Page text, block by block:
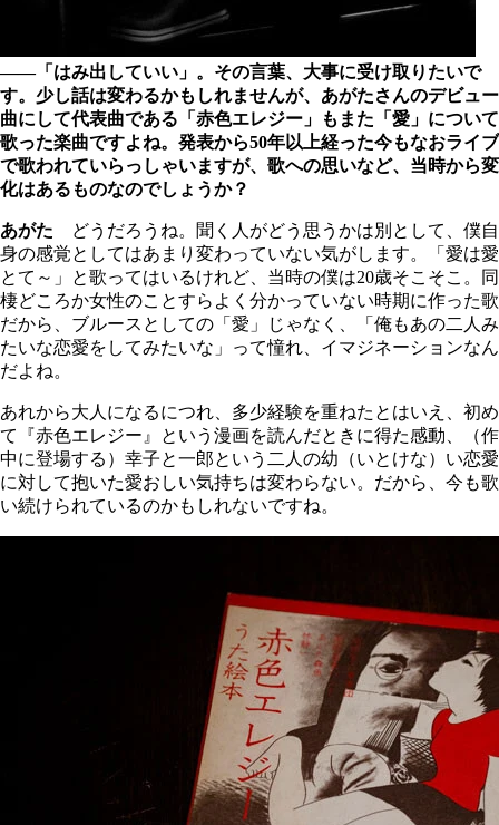
――「はみ出していい」。その言葉、大事に受け取りたいで
す。少し話は変わるかもしれませんが、あがたさんのデビュー
曲にして代表曲である「赤色エレジー」もまた「愛」について
歌った楽曲ですよね。発表から50年以上経った今もなおライブ
で歌われていらっしゃいますが、歌への思いなど、当時から変
化はあるものなのでしょうか？
あがた どうだろうね。聞く人がどう思うかは別として、僕自
身の感覚としてはあまり変わっていない気がします。「愛は愛
とて～」と歌ってはいるけれど、当時の僕は20歳そこそこ。同
棲どころか女性のことすらよく分かっていない時期に作った歌
だから、ブルースとしての「愛」じゃなく、「俺もあの二人み
たいな恋愛をしてみたいな」って憧れ、イマジネーションなん
だよね。
あれから大人になるにつれ、多少経験を重ねたとはいえ、初め
て『赤色エレジー』という漫画を読んだときに得た感動、（作
中に登場する）幸子と一郎という二人の幼（いとけな）い恋愛
に対して抱いた愛おしい気持ちは変わらない。だから、今も歌
い続けられているのかもしれないですね。